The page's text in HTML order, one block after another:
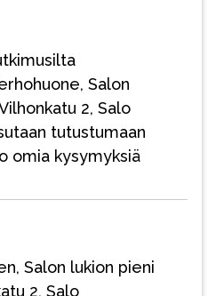
Salon
2, Salo
tutustumaan
omia kysymyksiä
Salon lukion pieni
2, Salo